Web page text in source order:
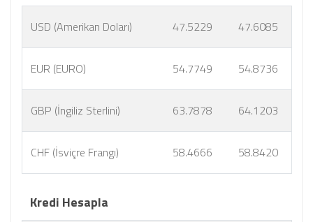
USD (Amerikan Doları) 47.5229 47.6085
EUR (EURO) 54.7749 54.8736
GBP (İngiliz Sterlini) 63.7878 64.1203
CHF (İsviçre Frangı) 58.4666 58.8420
Kredi Hesapla